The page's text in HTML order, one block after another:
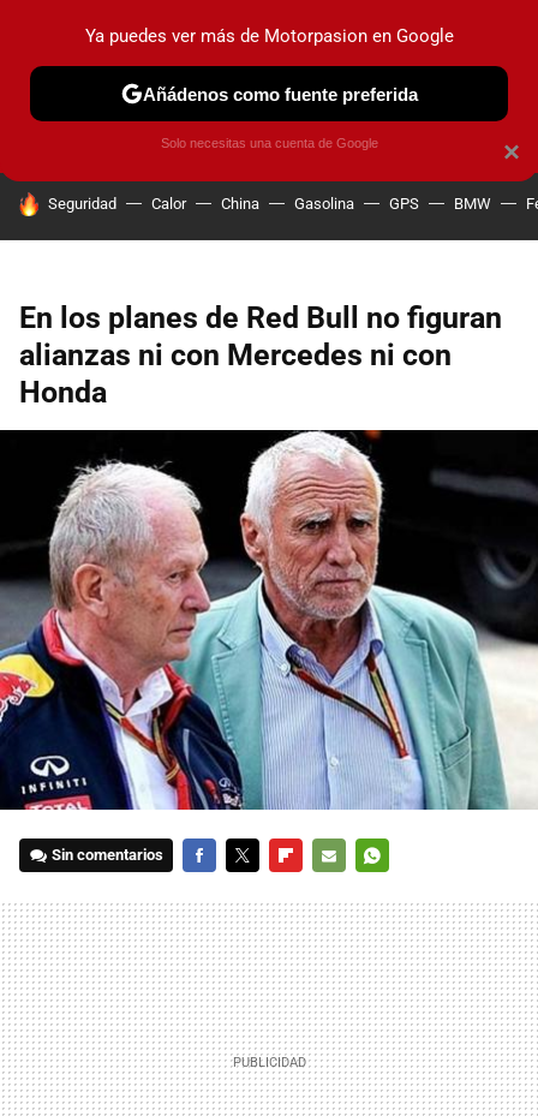
PRUEBAS COCHES ELÉCTRICOS OBSERVATORIO
HOY SE HABLA DE
Seguridad Calor China Gasolina GPS BMW
En los planes de Red Bull no figuran
alianzas ni con Mercedes ni con
Honda
Sin comentarios
MAIL
×
Ya puedes ver más de Motorpasion en Google
Añádenos como fuente preferida
Solo necesitas una cuenta de Google